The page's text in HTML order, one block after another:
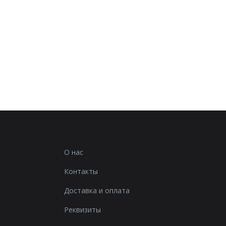
О нас
Контакты
Доставка и оплата
Реквизиты